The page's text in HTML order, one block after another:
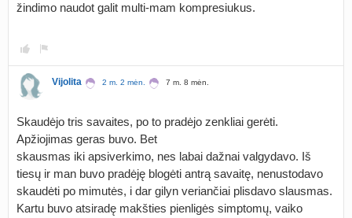
žindimo naudot galit multi-mam kompresiukus.
Vijolita 2 m. 2 mėn. 7 m. 8 mėn.
Skaudėjo tris savaites, po to pradėjo zenkliai gerėti.
Apžiojimas geras buvo. Bet
skausmas iki apsiverkimo, nes labai dažnai valgydavo. Iš
tiesų ir man buvo pradėję blogėti antrą savaitę, nenustodavo
skaudėti po mimutės, i dar gilyn veriančiai plisdavo slausmas.
Kartu buvo atsiradę makšties pienligės simptomų, vaiko